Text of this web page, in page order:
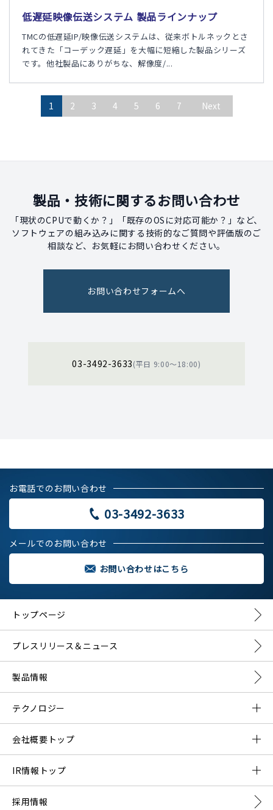
低遅延映像伝送システム 製品ラインナップ
TMCの低遅延IP/映像伝送システムは、従来ボトルネックとさ
れてきた「コーデック遅延」を大幅に短縮した製品シリーズ
です。他社製品にありがちな、解像度/...
1 2 3 4 5 6 7 Next
製品・技術に関するお問い合わせ
「現状のCPUで動くか？」「既存のOSに対応可能か？」など、
ソフトウェアの組み込みに関する技術的なご質問や評価版のご
相談など、お気軽にお問い合わせください。
お問い合わせフォームへ
03-3492-3633(平日 9:00〜18:00)
お電話でのお問い合わせ
03-3492-3633
メールでのお問い合わせ
お問い合わせはこちら
トップページ
プレスリリース＆ニュース
製品情報
テクノロジー
DMNAとは？
会社概要トップ
ご挨拶
IR情報トップ
プレスリリース一覧
採用情報